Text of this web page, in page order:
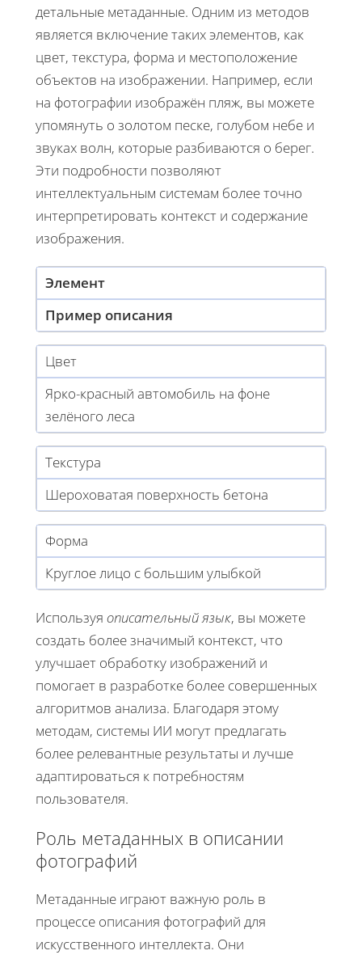
детальные метаданные. Одним из методов
является включение таких элементов, как
цвет, текстура, форма и местоположение
объектов на изображении. Например, если
на фотографии изображён пляж, вы можете
упомянуть о золотом песке, голубом небе и
звуках волн, которые разбиваются о берег.
Эти подробности позволяют
интеллектуальным системам более точно
интерпретировать контекст и содержание
изображения.
Элемент
Пример описания
Цвет
Ярко-красный автомобиль на фоне
зелёного леса
Текстура
Шероховатая поверхность бетона
Форма
Круглое лицо с большим улыбкой
Используя описательный язык, вы можете
создать более значимый контекст, что
улучшает обработку изображений и
помогает в разработке более совершенных
алгоритмов анализа. Благодаря этому
методам, системы ИИ могут предлагать
более релевантные результаты и лучше
адаптироваться к потребностям
пользователя.
Роль метаданных в описании
фотографий
Метаданные играют важную роль в
процессе описания фотографий для
искусственного интеллекта. Они